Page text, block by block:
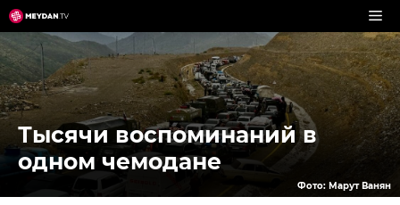
Перейти
к
содержимому
Тысячи воспоминаний в
одном чемодане
Фото: Марут Ванян